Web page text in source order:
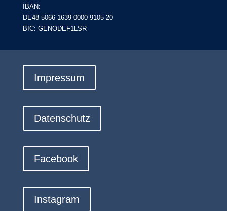
IBAN:
DE48 5066 1639 0000 9105 20
BIC: GENODEF1LSR
Impressum
Datenschutz
Facebook
Instagram